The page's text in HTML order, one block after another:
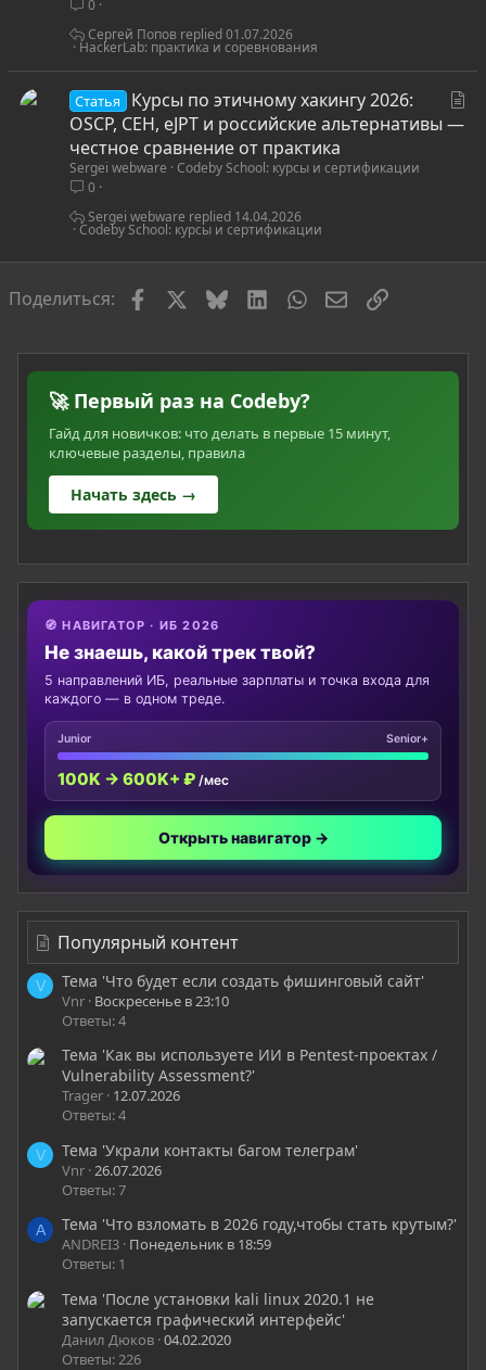
0
HackerLab: практика и соревнования
01.07.2026
Сергей Попов
Статья
Курсы по этичному хакингу 2026:
OSCP, CEH, eJPT и российские альтернативы —
честное сравнение от практика
Sergei webware
Codeby School: курсы и сертификации
0
Codeby School: курсы и сертификации
14.04.2026
Sergei webware
Поделиться: FacebookBlueskyLinkedInWhatsAppЭлектронная
Ссылка
🚀 Первый раз на Codeby?
Гайд для новичков: что делать в первые 15 минут,
ключевые разделы, правила
Начать здесь →
🧭 НАВИГАТОР · ИБ 2026
Не знаешь, какой трек твой?
5 направлений ИБ, реальные зарплаты и точка входа для
каждого — в одном треде.
Junior Senior+
100K → 600K+ ₽ /мес
Открыть навигатор →
Популярный контент
V Тема 'Что будет если создать фишинговый сайт'
Vnr Воскресенье в 23:10
Ответы: 4
Тема 'Как вы используете ИИ в Pentest-проектах /
Vulnerability Assessment?'
Trager 12.07.2026
Ответы: 4
V Тема 'Украли контакты багом телеграм'
Vnr 26.07.2026
Ответы: 7
A Тема 'Что взломать в 2026 году,чтобы стать крутым?'
ANDREI3 Понедельник в 18:59
Ответы: 1
Тема 'После установки kali linux 2020.1 не
запускается графический интерфейс'
Данил Дюков 04.02.2020
Ответы: 226